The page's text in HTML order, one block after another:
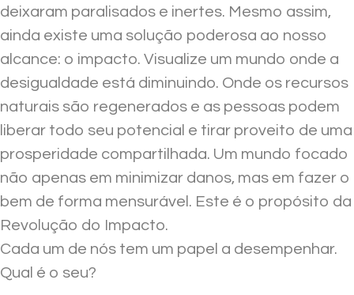
deixaram paralisados e inertes. Mesmo assim,
ainda existe uma solução poderosa ao nosso
alcance: o impacto. Visualize um mundo onde a
desigualdade está diminuindo. Onde os recursos
naturais são regenerados e as pessoas podem
liberar todo seu potencial e tirar proveito de uma
prosperidade compartilhada. Um mundo focado
não apenas em minimizar danos, mas em fazer o
bem de forma mensurável. Este é o propósito da
Revolução do Impacto.
Cada um de nós tem um papel a desempenhar.
Qual é o seu?